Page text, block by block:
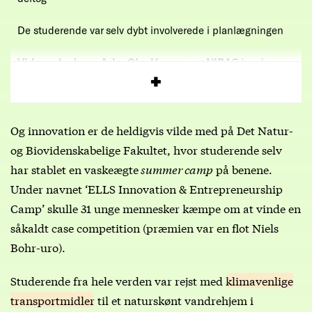
De studerende var selv dybt involverede i planlægningen
Virksomhederne Arla, Chr. Hansen og NIRAS havde
leveret cases, som de studerende skulle arbejde med
Og innovation er de heldigvis vilde med på Det Natur-
og Biovidenskabelige Fakultet, hvor studerende selv
har stablet en vaskeægtesummer camp på benene.
Under navnet ‘ELLS Innovation & Entrepreneurship
Camp’ skulle 31 unge mennesker kæmpe om at vinde en
såkaldt case competition (præmien var en flot Niels
Bohr-uro).
Studerende fra hele verden var rejst med klimavenlige
transportmidlertil et naturskønt vandrehjem i